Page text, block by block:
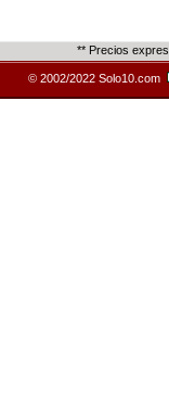
** Precios
© 2002/2022 Solo10.com